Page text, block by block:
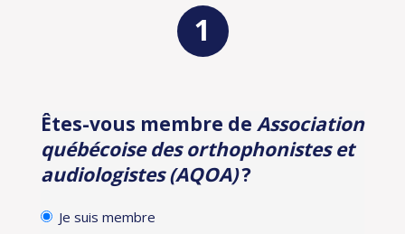
Identification
Êtes-vous membre de Association
québécoise des orthophonistes et
audiologistes (AQOA)?
Je suis membre